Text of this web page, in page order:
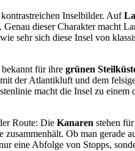
Inselbilder. Auf
dieser Charakter macht
sehr sich diese Insel von
für ihre grünen
der Atlantikluft und dem
macht die Insel zu
Route: Die Kanaren stehen
Ob man
eine Abfolge von Stopps,